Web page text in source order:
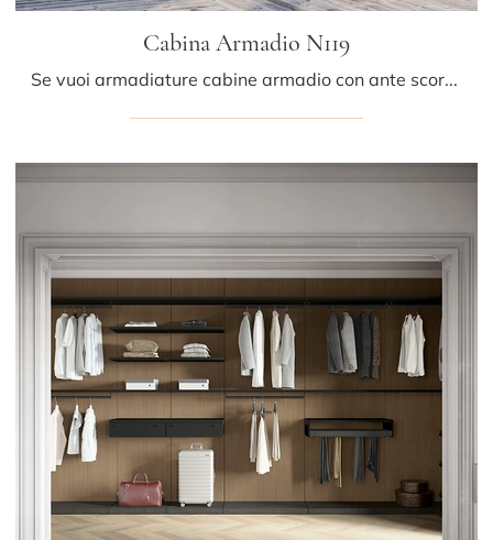
Cabina Armadio N119
Se vuoi armadiature cabine armadio con ante scorrevoli, clicca e scopri l'armadio Cabina Armadio N119 di Colombini Casa in melaminico.